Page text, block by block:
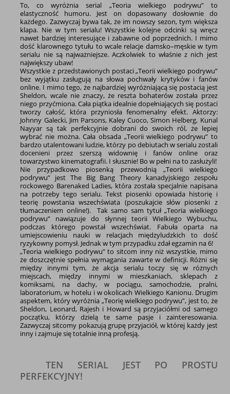
To, co wyróżnia serial „Teoria wielkiego podrywu” to
elastyczność humoru. Jest on dopasowany dosłownie do
każdego. Zazwyczaj bywa tak, że im nowszy sezon, tym większa
klapa. Nie w tym serialu! Wszystkie kolejne odcinki są wręcz
nawet bardziej interesujące i zabawne od poprzednich. I mimo
dość klarownego tytułu to wcale relacje damsko–męskie w tym
serialu nie są najważniejsze. Aczkolwiek to właśnie z nich jest
największy ubaw!
Wszystkie z przedstawionych postaci „Teorii wielkiego podrywu”
bez wyjątku zasługują na słowa pochwały krytyków i fanów
online. I mimo tego, że najbardziej wyróżniającą się postacią jest
Sheldon, wcale nie znaczy, że reszta bohaterów została przez
niego przyćmiona. Cała piątka idealnie dopełniających się postaci
tworzy całość, która przyniosła fenomenalny efekt. Aktorzy:
Johnny Galecki, Jim Parsons, Kaley Cuoco, Simon Helberg, Kunal
Nayyar są tak perfekcyjnie dobrani do swoich ról, że lepiej
wybrać nie można. Cała obsada „Teorii wielkiego podrywu” to
bardzo utalentowani ludzie, którzy po debiutach w serialu zostali
docenieni przez szerszą widownię i fanów online oraz
towarzystwo kinematografii. I słusznie! Bo w pełni na to zasłużyli!
Nie przypadkowo piosenką przewodnią „Teorii wielkiego
podrywu” jest The Big Bang Theory kanadyjskiego zespołu
rockowego Barenaked Ladies, która została specjalnie napisana
na potrzeby tego serialu. Tekst piosenki opowiada historię i
teorię powstania wszechświata (poszukajcie słów piosenki z
tłumaczeniem online!). Tak samo sam tytuł „Teoria wielkiego
podrywu” nawiązuje do słynnej teorii Wielkiego Wybuchu,
podczas którego powstał wszechświat. Fabuła oparta na
umiejscowieniu nauki w relacjach międzyludzkich to dość
ryzykowny pomysł. Jednak w tym przypadku zdał egzamin na 6!
„Teoria wielkiego podrywu” to sitcom inny niż wszystkie, mimo
że doszczętnie spełnia wymagania zawarte w definicji. Różni się
między innymi tym, że akcja serialu toczy się w różnych
miejscach, między innymi w mieszkaniach, sklepach z
komiksami, na dachy, w pociągu, samochodzie, pralni,
laboratorium, w hotelu i w okolicach Wielkiego Kanionu. Drugim
aspektem, który wyróżnia „Teorię wielkiego podrywu”, jest to, że
Sheldon, Leonard, Rajesh i Howard są przyjaciółmi od samego
początku, którzy dzielą te same pasje i zainteresowania.
Zazwyczaj sitcomy pokazują grupę przyjaciół, w której każdy jest
inny i zajmuje się totalnie inną profesją.
TEN SERIAL JEST PO PROSTU
PERFEKCYJNY!